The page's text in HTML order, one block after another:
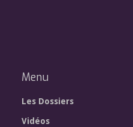
Menu
Les Dossiers
Vidéos